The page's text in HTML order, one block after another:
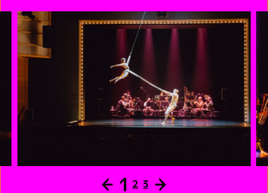
aus: Des Knaben Wunderhorn
Wo die schönen Trompeten blasen
aus: Des Knaben Wunderhorn
Phantasie/Zu Straßburg auf der Schanz
aus: Lieder und Gesänge aus der Jugendzeit und Des
Knaben Wunderhorn
Neuschluderbacher Tanz
nach Motiven aus: Des Knaben Wunderhorn, „Verlorne
Ging heut morgen übers Feld
← 1 2 3 →